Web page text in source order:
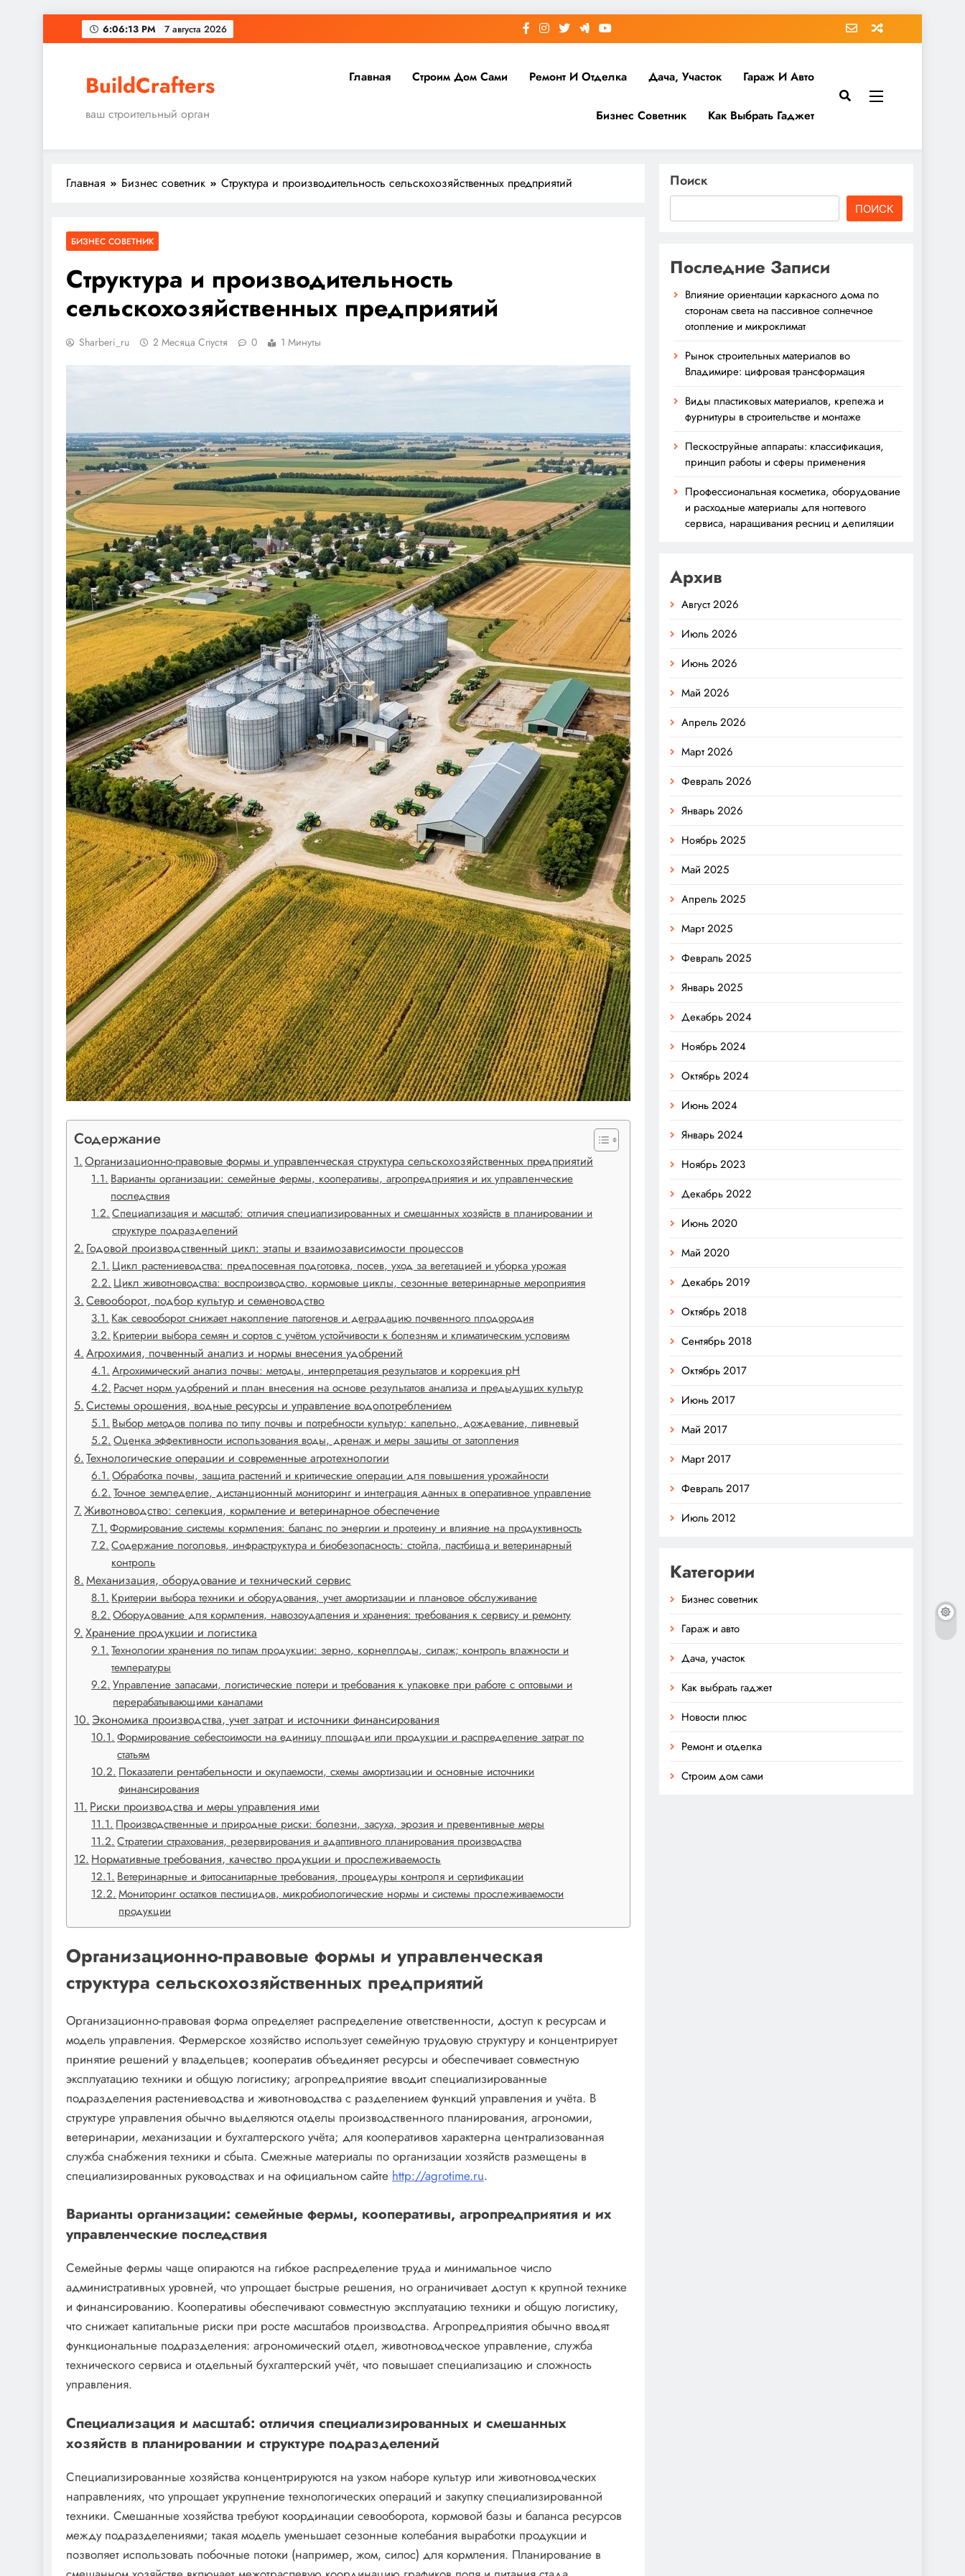
Перейти
к
6:06:14 PM 7 августа 2026
BuildCrafters
ваш строительный орган
Главная Строим Дом Сами Ремонт И Отделка Дача, Участок Гараж И Авто
Бизнес Советник Как Выбрать Гаджет
Главная Бизнес советник Структура и производительность сельскохозяйственных предприятий
БИЗНЕС СОВЕТНИК
Структура и производительность
сельскохозяйственных предприятий
Sharberi_ru 2 Месяца Спустя 0 1 Минуты
Содержание
Организационно-правовые формы и управленческая структура сельскохозяйственных предприятий
Варианты организации: семейные фермы, кооперативы, агропредприятия и их управленческие
последствия
Специализация и масштаб: отличия специализированных и смешанных хозяйств в планировании и
структуре подразделений
Годовой производственный цикл: этапы и взаимозависимости процессов
Цикл растениеводства: предпосевная подготовка, посев, уход за вегетацией и уборка урожая
Цикл животноводства: воспроизводство, кормовые циклы, сезонные ветеринарные мероприятия
Севооборот, подбор культур и семеноводство
Как севооборот снижает накопление патогенов и деградацию почвенного плодородия
Критерии выбора семян и сортов с учётом устойчивости к болезням и климатическим условиям
Агрохимия, почвенный анализ и нормы внесения удобрений
Агрохимический анализ почвы: методы, интерпретация результатов и коррекция pH
Расчет норм удобрений и план внесения на основе результатов анализа и предыдущих культур
Системы орошения, водные ресурсы и управление водопотреблением
Выбор методов полива по типу почвы и потребности культур: капельно, дождевание, ливневый
Оценка эффективности использования воды, дренаж и меры защиты от затопления
Технологические операции и современные агротехнологии
Обработка почвы, защита растений и критические операции для повышения урожайности
Точное земледелие, дистанционный мониторинг и интеграция данных в оперативное управление
Животноводство: селекция, кормление и ветеринарное обеспечение
Формирование системы кормления: баланс по энергии и протеину и влияние на продуктивность
Содержание поголовья, инфраструктура и биобезопасность: стойла, пастбища и ветеринарный
контроль
Механизация, оборудование и технический сервис
Критерии выбора техники и оборудования, учет амортизации и плановое обслуживание
Оборудование для кормления, навозоудаления и хранения: требования к сервису и ремонту
Хранение продукции и логистика
Технологии хранения по типам продукции: зерно, корнеплоды, силаж; контроль влажности и
температуры
Управление запасами, логистические потери и требования к упаковке при работе с оптовыми и
перерабатывающими каналами
Экономика производства, учет затрат и источники финансирования
Формирование себестоимости на единицу площади или продукции и распределение затрат по
статьям
Показатели рентабельности и окупаемости, схемы амортизации и основные источники
финансирования
Риски производства и меры управления ими
Производственные и природные риски: болезни, засуха, эрозия и превентивные меры
Стратегии страхования, резервирования и адаптивного планирования производства
Нормативные требования, качество продукции и прослеживаемость
Ветеринарные и фитосанитарные требования, процедуры контроля и сертификации
Мониторинг остатков пестицидов, микробиологические нормы и системы прослеживаемости
продукции
Организационно-правовые формы и управленческая
структура сельскохозяйственных предприятий
Организационно-правовая форма определяет распределение ответственности, доступ к ресурсам и
модель управления. Фермерское хозяйство использует семейную трудовую структуру и концентрирует
принятие решений у владельцев; кооператив объединяет ресурсы и обеспечивает совместную
эксплуатацию техники и общую логистику; агропредприятие вводит специализированные
подразделения растениеводства и животноводства с разделением функций управления и учёта. В
структуре управления обычно выделяются отделы производственного планирования, агрономии,
ветеринарии, механизации и бухгалтерского учёта; для кооперативов характерна централизованная
служба снабжения техники и сбыта. Смежные материалы по организации хозяйств размещены в
специализированных руководствах и на официальном сайте http://agrotime.ru.
Варианты организации: семейные фермы, кооперативы, агропредприятия и их
управленческие последствия
Семейные фермы чаще опираются на гибкое распределение труда и минимальное число
административных уровней, что упрощает быстрые решения, но ограничивает доступ к крупной технике
и финансированию. Кооперативы обеспечивают совместную эксплуатацию техники и общую логистику,
что снижает капитальные риски при росте масштабов производства. Агропредприятия обычно вводят
функциональные подразделения: агрономический отдел, животноводческое управление, служба
технического сервиса и отдельный бухгалтерский учёт, что повышает специализацию и сложность
управления.
Специализация и масштаб: отличия специализированных и смешанных
хозяйств в планировании и структуре подразделений
Специализированные хозяйства концентрируются на узком наборе культур или животноводческих
направлениях, что упрощает укрупнение технологических операций и закупку специализированной
техники. Смешанные хозяйства требуют координации севооборота, кормовой базы и баланса ресурсов
между подразделениями; такая модель уменьшает сезонные колебания выработки продукции и
позволяет использовать побочные потоки (например, жом, силос) для кормления. Планирование в
Поиск
ПОИСК
Последние Записи
Влияние ориентации каркасного дома по
сторонам света на пассивное солнечное
отопление и микроклимат
Рынок строительных материалов во
Владимире: цифровая трансформация
Виды пластиковых материалов, крепежа и
фурнитуры в строительстве и монтаже
Пескоструйные аппараты: классификация,
принцип работы и сферы применения
Профессиональная косметика, оборудование
и расходные материалы для ногтевого
сервиса, наращивания ресниц и депиляции
Архив
Август 2026
Июль 2026
Июнь 2026
Май 2026
Апрель 2026
Март 2026
Февраль 2026
Январь 2026
Ноябрь 2025
Май 2025
Апрель 2025
Март 2025
Февраль 2025
Январь 2025
Декабрь 2024
Ноябрь 2024
Октябрь 2024
Июнь 2024
Январь 2024
Ноябрь 2023
Декабрь 2022
Июнь 2020
Май 2020
Декабрь 2019
Октябрь 2018
Сентябрь 2018
Октябрь 2017
Июнь 2017
Май 2017
Март 2017
Февраль 2017
Июль 2012
Категории
Бизнес советник
Гараж и авто
Дача, участок
Как выбрать гаджет
Новости плюс
Ремонт и отделка
Строим дом сами